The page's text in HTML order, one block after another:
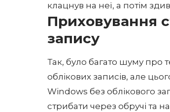
клацнув на неї, а потім
Приховування
запису
Так, було багато шуму про
облікових записів, але
Windows без облікового
стрибати через обручі та